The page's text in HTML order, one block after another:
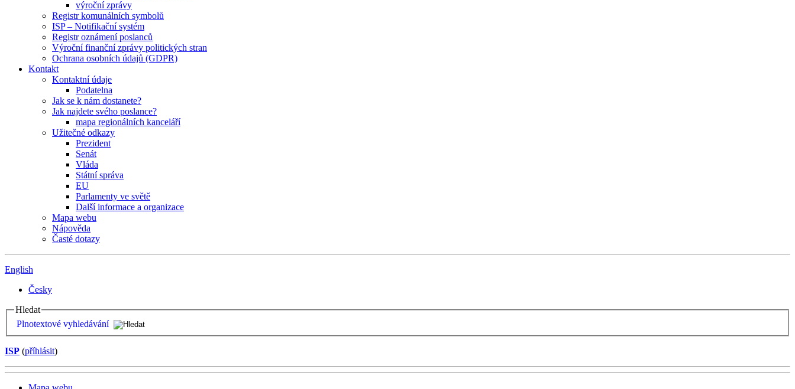
výroční zprávy
Registr komunálních symbolů
ISP – Notifikační systém
Registr oznámení poslanců
Výroční finanční zprávy politických stran
Ochrana osobních údajů (GDPR)
Kontakt
Kontaktní údaje
Podatelna
Jak se k nám dostanete?
Jak najdete svého poslance?
mapa regionálních kanceláří
Užitečné odkazy
Prezident
Senát
Vláda
Státní správa
EU
Parlamenty ve světě
Další informace a organizace
Mapa webu
Nápověda
Časté dotazy
English
Česky
Hledat
Plnotextové vyhledávání
ISP (příhlásit)